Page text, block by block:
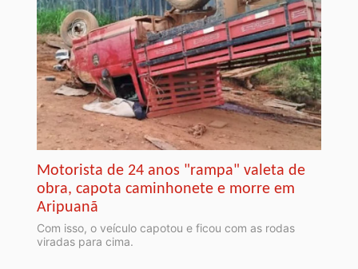
Motorista de 24 anos "rampa" valeta de
obra, capota caminhonete e morre em
Aripuanã
Com isso, o veículo capotou e ficou com as rodas
viradas para cima.